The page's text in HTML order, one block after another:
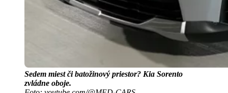
Sedem miest či batožinový priestor? Kia Sorento
zvládne oboje.